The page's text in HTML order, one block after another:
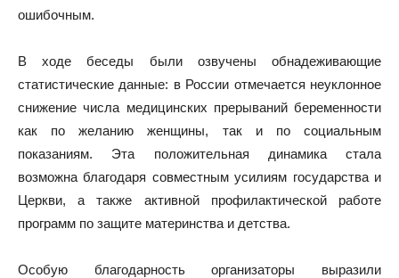
ошибочным.
В ходе беседы были озвучены обнадеживающие
статистические данные: в России отмечается неуклонное
снижение числа медицинских прерываний беременности
как по желанию женщины, так и по социальным
показаниям. Эта положительная динамика стала
возможна благодаря совместным усилиям государства и
Церкви, а также активной профилактической работе
программ по защите материнства и детства.
Особую благодарность организаторы выразили